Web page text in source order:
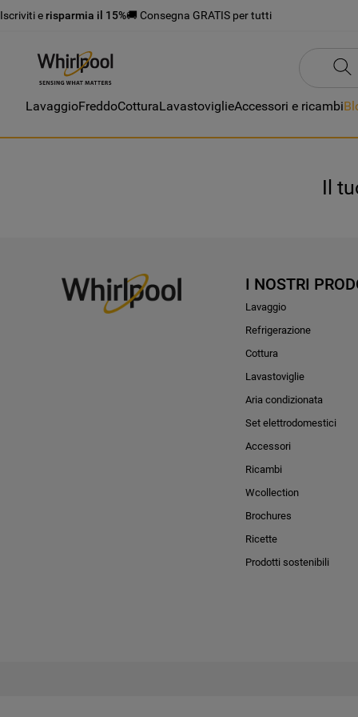
Iscriviti e risparmia il 15%🚚 Consegna GRATIS per tutti
LavaggioFreddoCotturaLavastoviglieAccessori e ricambi
Il
I NOSTRI
Lavaggio
Refrigerazione
Cottura
Lavastoviglie
Aria condizionata
Set elettrodomestici
Accessori
Ricambi
Wcollection
Brochures
Ricette
Prodotti sostenibili